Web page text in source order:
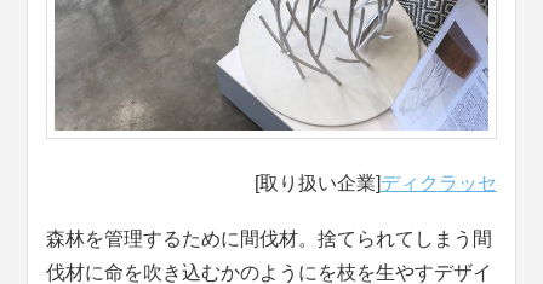
[取り扱い企業]ディクラッセ
森林を管理するために間伐材。捨てられてしまう間
伐材に命を吹き込むかのようにを枝を生やすデザイ